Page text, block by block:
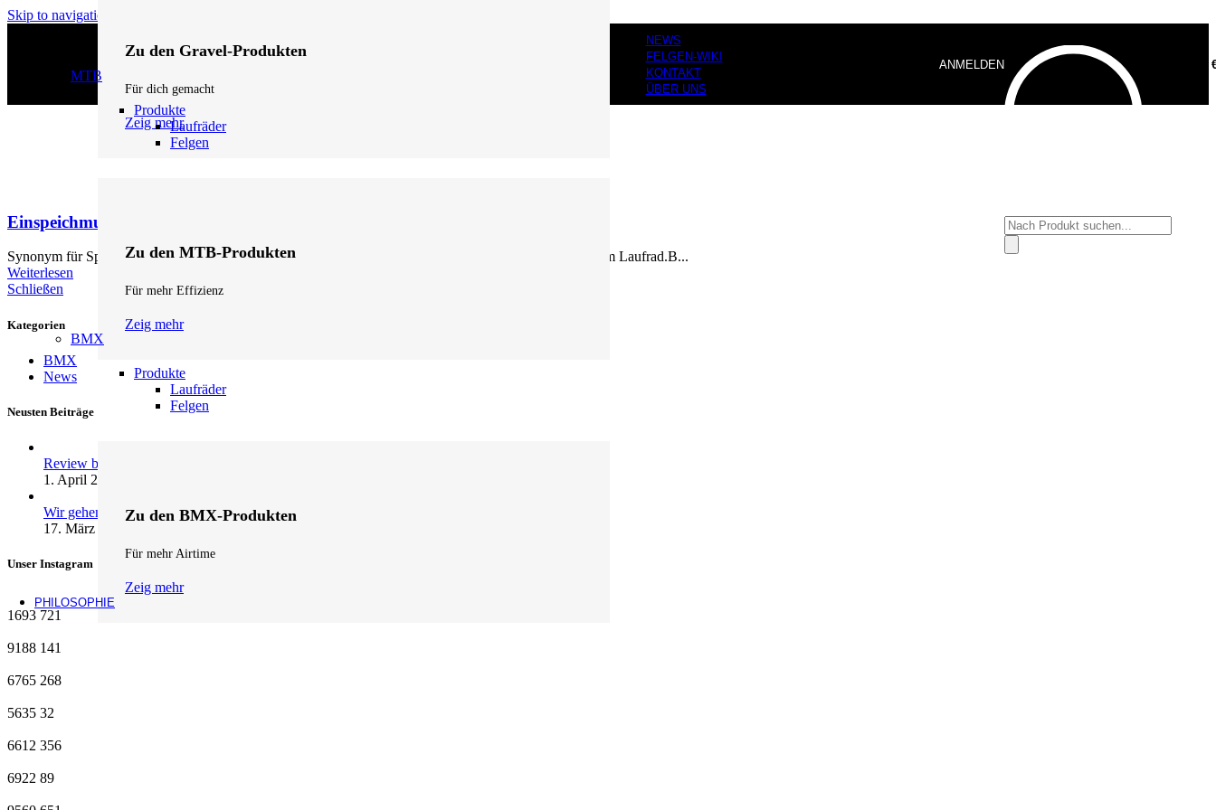
Skip to navigation
Zu den Gravel-Produkten
Für dich gemacht
Zeig mehr
MTB
Produkte
Laufräder
Felgen
Zu den MTB-Produkten
Für mehr Effizienz
Zeig mehr
BMX
Produkte
Laufräder
Felgen
Zu den BMX-Produkten
Für mehr Airtime
Zeig mehr
PHILOSOPHIE
NEWS
FELGEN-WIKI
KONTAKT
ÜBER UNS
ANMELDEN
Products
search
Einspeichmuster
Synonym für Speichenmuster (Begriff 27), bezieht sich auf die Anordnung und Kreuzung der Speichen im Laufrad.B...
Weiterlesen
Schließen
Kategorien
BMX
News
Neusten Beiträge
Review by fifteen: andrenalin wheels …
1. April 2026
Wir gehen Online
17. März 2026
Unser Instagram
1693 721
9188 141
6765 268
5635 32
6612 356
6922 89